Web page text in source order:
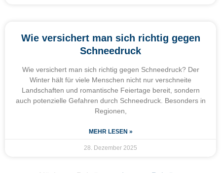
Wie versichert man sich richtig gegen
Schneedruck
Wie versichert man sich richtig gegen Schneedruck? Der
Winter hält für viele Menschen nicht nur verschneite
Landschaften und romantische Feiertage bereit, sondern
auch potenzielle Gefahren durch Schneedruck. Besonders in
Regionen,
MEHR LESEN »
28. Dezember 2025